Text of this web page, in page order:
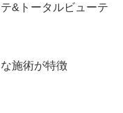
&トータルビューテ
施術が特徴